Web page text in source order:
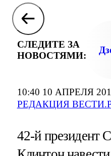
10:40 10 АПРЕЛЯ
РЕДАКЦИЯ
СЛЕДИТЕ ЗА
НОВОСТЯМИ:
42-й